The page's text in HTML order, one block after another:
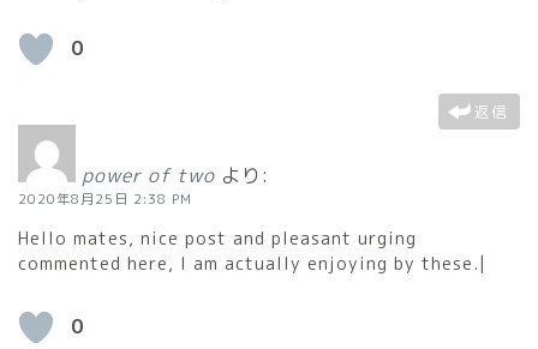
0
返信
power of two より:
2020年8月25日 2:38 PM
Hello mates, nice post and pleasant urging
commented here, I am actually enjoying by these.|
0